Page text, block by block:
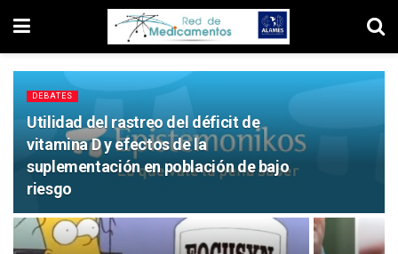
DEBATES
Utilidad del rastreo del déficit de
vitamina D y efectos de la
suplementación en población de bajo
riesgo